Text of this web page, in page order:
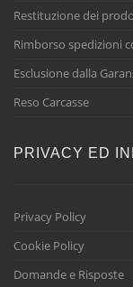
Restituzione dei
Rimborso spedizioni
Esclusione dalla
Reso Carcasse
PRIVACY ED
Privacy Policy
Cookie Policy
Domande e Risposte